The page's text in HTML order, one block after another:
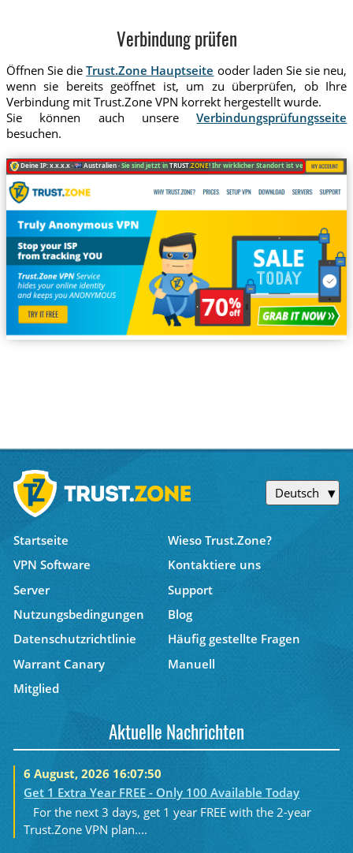
Verbindung prüfen
Öffnen Sie dieTrust.Zone Hauptseite ooder laden Sie sie neu,
wenn sie bereits geöffnet ist, um zu überprüfen, ob Ihre
Verbindung mit Trust.Zone VPN korrekt hergestellt wurde.
Sie können auch unsereVerbindungsprüfungsseite
besuchen.
Deine IP: x.x.x.x · Australien ·Sie sind jetzt inTRUST.ZONE! Ihr wirklicher Standort ist versteckt!
Deutsch
Startseite
Wieso Trust.Zone?
VPN Software
Kontaktiere uns
Server
Support
Nutzungsbedingungen
Blog
Datenschutzrichtlinie
Häufig gestellte Fragen
Warrant Canary
Manuell
Mitglied
Aktuelle Nachrichten
6 August, 2026 16:07:50
Get 1 Extra Year FREE - Only 100 Available Today
For the next 3 days, get 1 year FREE with the 2-year
Trust.Zone VPN plan....